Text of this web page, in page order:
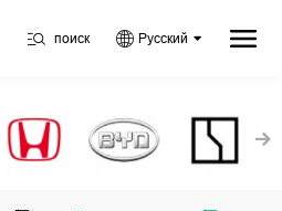
поиск Русский